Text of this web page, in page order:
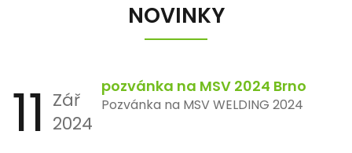
NOVINKY
11 Zář
2024
pozvánka na MSV 2024 Brno
Pozvánka na MSV WELDING 2024